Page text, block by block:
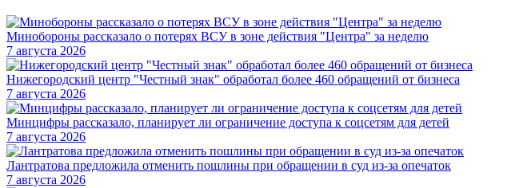
Минобороны рассказало о потерях ВСУ в зоне действия "Центра" за неделю
7 августа 2026
Нижегородский центр "Честный знак" обработал более 460 обращений от бизнеса
7 августа 2026
Минцифры рассказало, планирует ли ограничение доступа к соцсетям для детей
7 августа 2026
Лантратова предложила отменить пошлины при обращении в суд из-за опечаток
7 августа 2026